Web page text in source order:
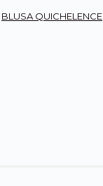
BLUSA QUICHELENCE